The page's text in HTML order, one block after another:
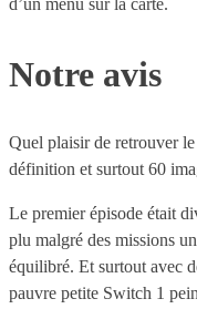
d’un menu sur la carte.
Notre avis
Quel plaisir de retrouver
définition et surtout 60
Le premier épisode était
plu malgré des missions
équilibré. Et surtout avec
pauvre petite Switch 1